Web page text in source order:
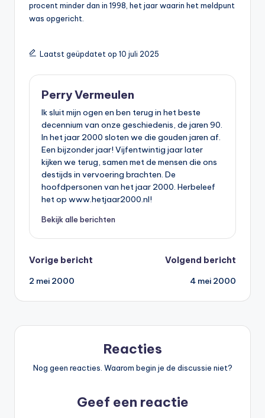
procent minder dan in 1998, het jaar waarin het meldpunt
was opgericht.
Laatst geüpdatet op 10 juli 2025
Perry Vermeulen
Ik sluit mijn ogen en ben terug in het beste
decennium van onze geschiedenis, de jaren 90.
In het jaar 2000 sloten we die gouden jaren af.
Een bijzonder jaar! Vijfentwintig jaar later
kijken we terug, samen met de mensen die ons
destijds in vervoering brachten. De
hoofdpersonen van het jaar 2000. Herbeleef
het op www.hetjaar2000.nl!
Bekijk alle berichten
Bericht
navigatie
Vorige bericht
2 mei 2000
Volgend bericht
4 mei 2000
Reacties
Nog geen reacties. Waarom begin je de discussie niet?
Geef een reactie